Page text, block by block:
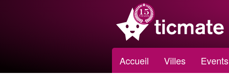
Accueil Villes Events